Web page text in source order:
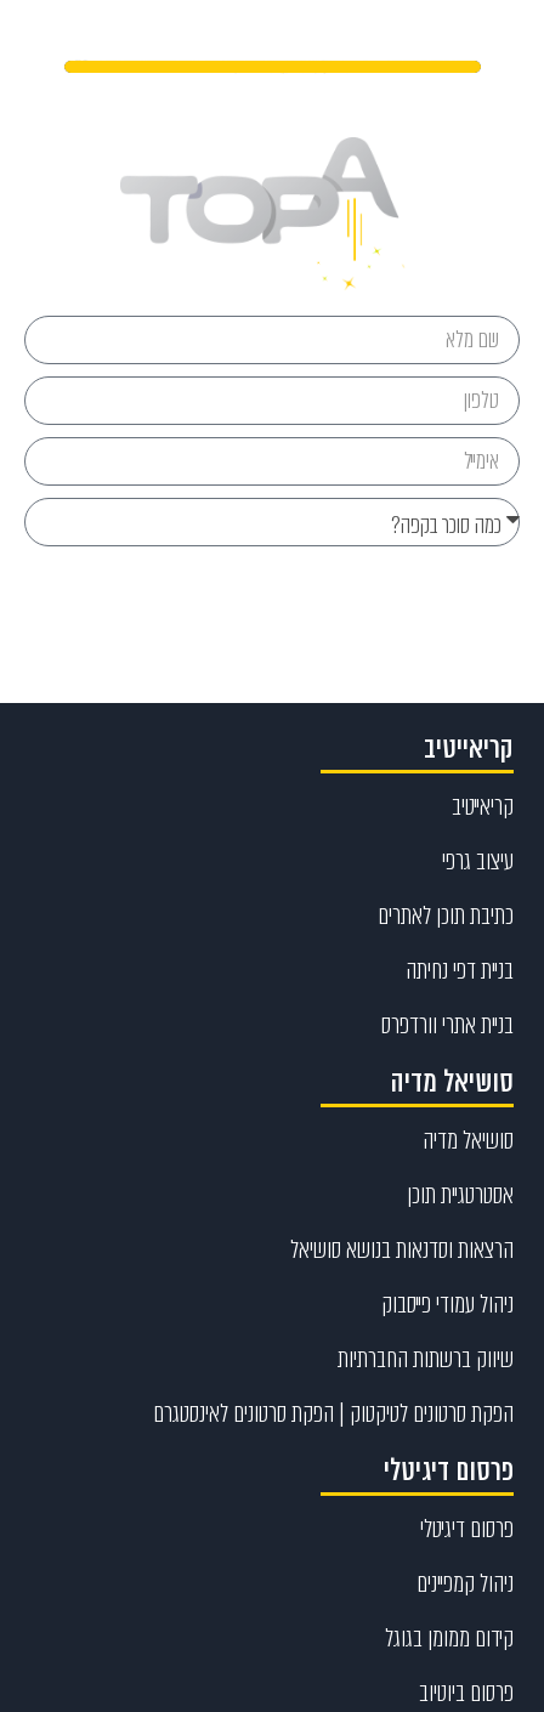
קריאייטיב
קריאייטיב
עיצוב גרפי
כתיבת תוכן לאתרים
בניית דפי נחיתה
בניית אתרי וורדפרס
סושיאל מדיה
סושיאל מדיה
אסטרטגיית תוכן
הרצאות וסדנאות בנושא סושיאל
ניהול עמודי פייסבוק
שיווק ברשתות החברתיות
הפקת סרטונים לטיקטוק | הפקת סרטונים לאינסטגרם
פרסום דיגיטלי
פרסום דיגיטלי
ניהול קמפיינים
קידום ממומן בגוגל
פרסום ביוטיוב